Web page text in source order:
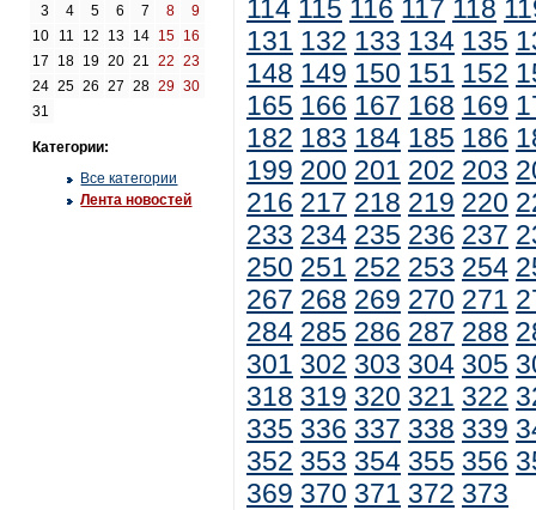
3
4 5 6 7 8
9
10
11 12 13 14 15 16
17
18 19 20 21 22
23
24 25 26 27 28 29 30
31
Категории:
Все категории
Лента новостей
114 115 116 117 118
131 132 133 134 135
148 149 150 151 152
165 166 167 168 169
182 183 184 185 186
199 200 201 202 203
216 217 218 219 220
233 234 235 236 237
250 251 252 253 254
267 268 269 270 271
284 285 286 287 288
301 302 303 304 305
318 319 320 321 322
335 336 337 338 339
352 353 354 355 356
369 370 371 372 373